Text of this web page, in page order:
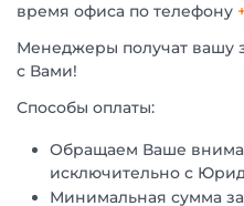
время офиса по телефону
Менеджеры получат вашу
с Вами!
Способы оплаты:
Обращаем Ваше
исключительно с
Минимальная сумма